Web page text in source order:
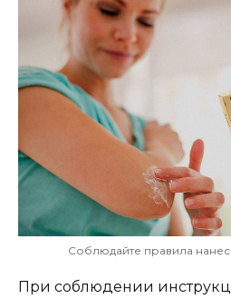
Соблюдайте правила
При соблюдении